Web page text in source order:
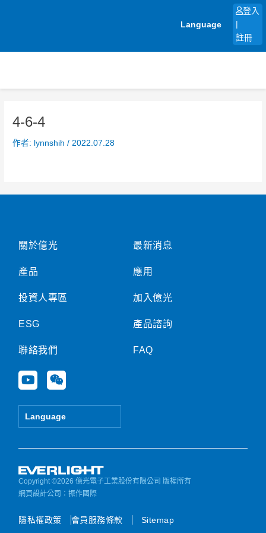
Language
登入
註冊
4-6-4
作者: lynnshih/ 2022.07.28
關於億光
產品
投資人專區
ESG
聯絡我們
Y
o
u
e
W
e
i
Language
最新消息
應用
加入億光
產品諮詢
FAQ
Copyright ©2026 億光電子工業股份有限公司 版權所有
網頁設計公司 ：振作國際
隱私權政策 會員服務條款 Sitemap